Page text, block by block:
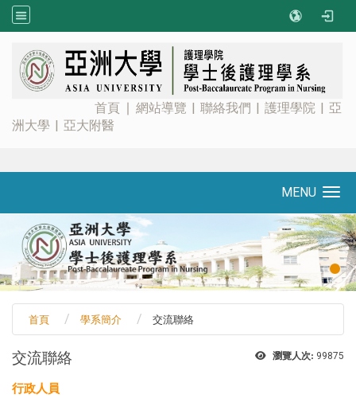
首頁 ∣ 網站導覽 | 聯絡我們 | 護理學院 | 亞
洲大學 | 亞大附醫
MENU
首頁 學系簡介 交流聯絡
瀏覽人次: 99875
交流聯絡
行政人員